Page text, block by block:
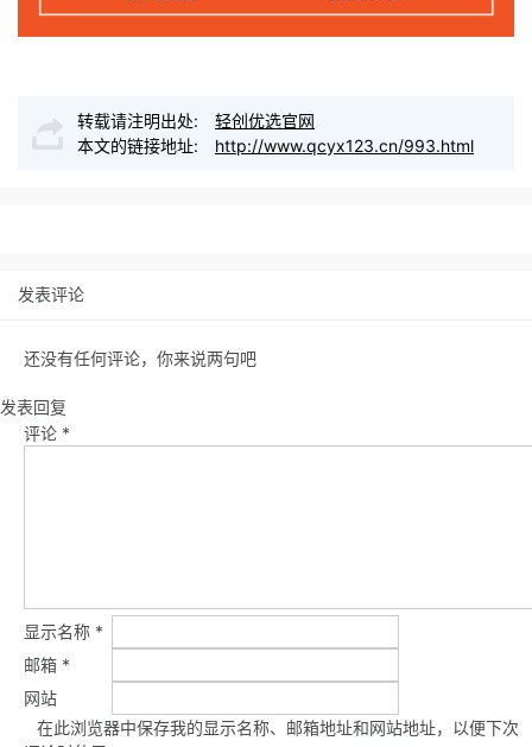
转载请注明出处:
轻创优选官网
本文的链接地址:
http://www.qcyx123.cn/993.html
发表评论
还没有任何评论，你来说两句吧
发表回复
评论 *
显示名称 *
邮箱 *
网站
在此浏览器中保存我的显示名称、邮箱地址和网站地址，以便下次